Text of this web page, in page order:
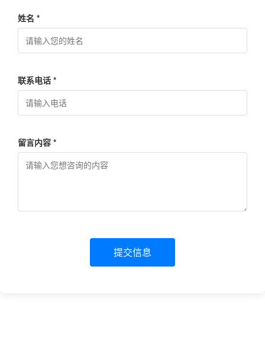
姓名 *
联系电话 *
留言内容 *
提交信息